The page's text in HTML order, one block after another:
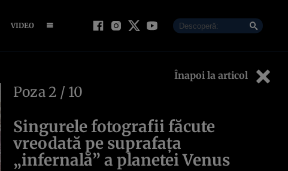
VIDEO
Înapoi la articol
Poza2 / 10
Singurele fotografii făcute
vreodată pe suprafața
„infernală” a planetei Venus